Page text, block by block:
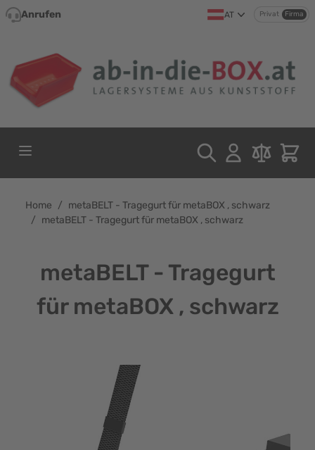
Direkt zum Inhalt
Anrufen AT Privat Firma
Home / metaBELT - Tragegurt für metaBOX , schwarz
/ metaBELT - Tragegurt für metaBOX , schwarz
metaBELT - Tragegurt
für metaBOX , schwarz